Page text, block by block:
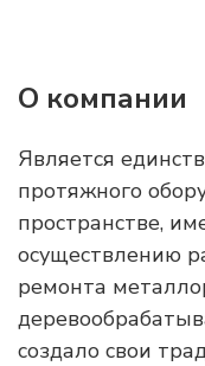
О компании
Является
протяжного
пространстве,
осуществлению
ремонта
создало свои